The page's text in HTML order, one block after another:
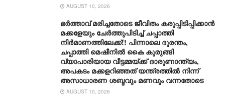
AUGUST 10, 2026
ഭർത്താവ് മരിച്ചതോടെ ജീവിതം കരുപ്പിടിപ്പിക്കാൻ
മക്കളേയും ചേർത്തുപിടിച്ച് ചപ്പാത്തി
നിർമാണത്തിലേക്ക്!! പിന്നാലെ ദുരന്തം,
ചപ്പാത്തി മെഷീനിൽ കൈ കുരുങ്ങി
വ്യാപാരിയായ വീട്ടമ്മയ്ക്ക് ദാരുണാന്ത്യം,
അപകടം മക്കളറിഞ്ഞത് യന്ത്രത്തിൽ നിന്ന്
അസാധാരണ ശബ്ദവും മണവും വന്നതോടെ
AUGUST 10, 2026